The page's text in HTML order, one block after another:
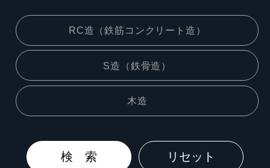
RC造（鉄筋コンクリート造）
S造（鉄骨造）
木造